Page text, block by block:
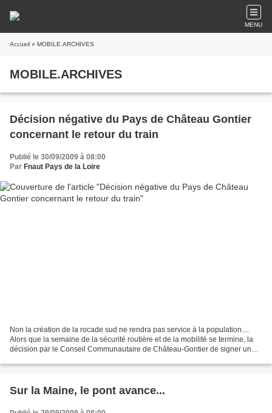
MENU
Accueil » MOBILE.ARCHIVES
MOBILE.ARCHIVES
Décision négative du Pays de Château Gontier
concernant le retour du train
Publié le 30/09/2009 à 08:00
Par Fnaut Pays de la Loire
Non la création de la rocade sud ne rendra pas service à la population....
Alors que la semaine de la sécurité routière et de la mobilité se termine, la
décision par le Conseil Communautaire de Château-Gontier de signer une
Sur la Maine, le pont avance...